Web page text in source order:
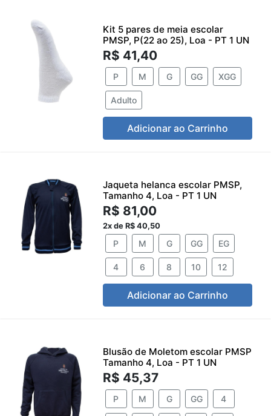
Kit 5 pares de meia escolar
PMSP, P(22 ao 25), Loa - PT 1 UN
R$ 41,40
P M G GG XGG
Adulto
Adicionar ao Carrinho
Jaqueta helanca escolar PMSP,
Tamanho 4, Loa - PT 1 UN
R$ 81,00
2x de R$ 40,50
P M G GG EG
4 6 8 10 12
Adicionar ao Carrinho
Blusão de Moletom escolar PMSP
Tamanho 4, Loa - PT 1 UN
R$ 45,37
P M G GG 4